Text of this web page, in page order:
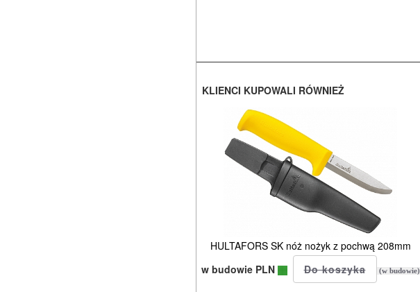
KLIENCI KUPOWALI RÓWNIEŻ
HULTAFORS SK nóż nożyk z pochwą 208mm
w budowie PLN
(w budowie)